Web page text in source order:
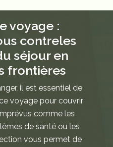
voyage :
contreles
séjour en
frontières
il est essentiel de
voyage pour couvrir
comme les
de santé ou les
vous permet de